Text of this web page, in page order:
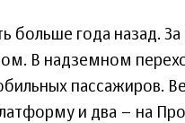
больше года назад.
В надземном
пассажиров.
и два – на